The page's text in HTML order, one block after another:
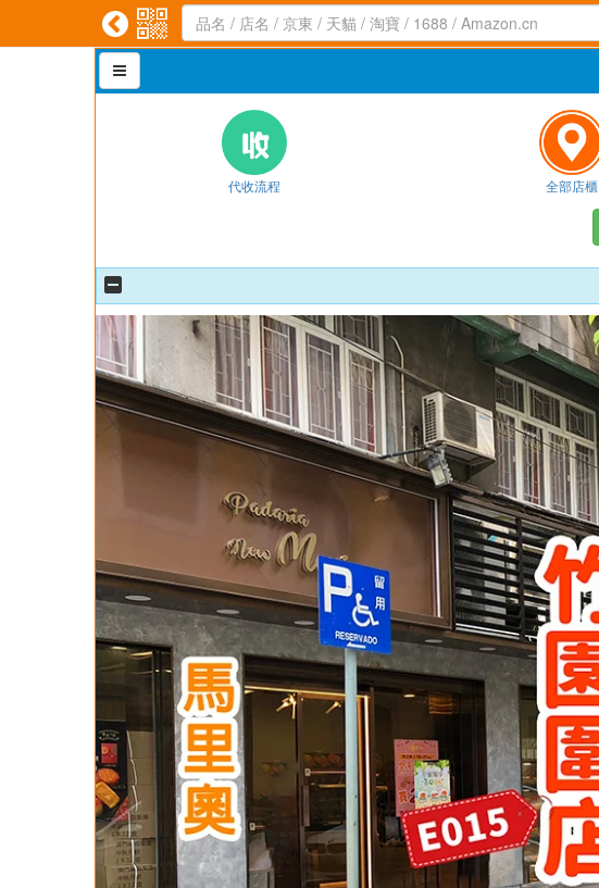
 

代收流程 全部店櫃